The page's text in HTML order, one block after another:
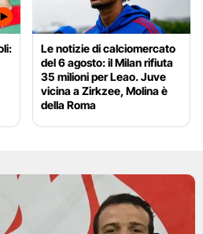
Le notizie di calciomercato
del 6 agosto: il Milan rifiuta
35 milioni per Leao. Juve
vicina a Zirkzee, Molina è
della Roma